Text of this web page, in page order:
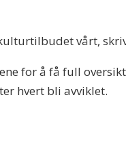
vårt,
for å få full
hvert bli avviklet.